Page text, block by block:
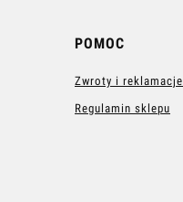
POMOC
Zwroty i reklamacje
Regulamin sklepu